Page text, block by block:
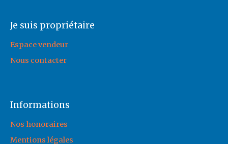
Je suis propriétaire
Espace vendeur
Nous contacter
Informations
Nos honoraires
Mentions légales